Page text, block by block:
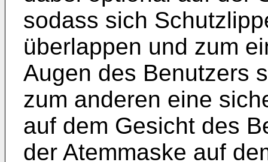
sodass sich
überlappen und zum
Augen des Benutzers
zum anderen eine
auf dem Gesicht des
der Atemmaske auf